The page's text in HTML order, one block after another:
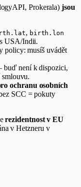
Prokerala)jsou
, birth.lon
USA/Indii.
policy: musíš uvádět
buď není k dispozici,
smlouvu.
ochranu osobních
SCC = pokuty
rezidentnost v EU
v Hetzneru v